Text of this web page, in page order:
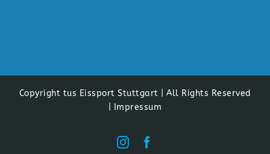
Copyright tus Eissport Stuttgart | All Rights Reserved
Impressum
Instagram